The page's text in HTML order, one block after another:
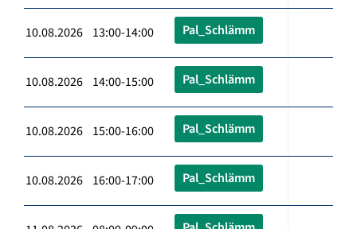
10.08.2026 13:00-14:00 Pal_Schlämm
10.08.2026 14:00-15:00 Pal_Schlämm
10.08.2026 15:00-16:00 Pal_Schlämm
10.08.2026 16:00-17:00 Pal_Schlämm